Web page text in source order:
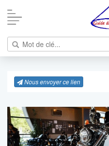
Nous envoyer ce lien